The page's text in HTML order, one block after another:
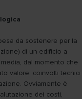
da sostenere per la
di un edificio a
dal momento che
valore, coinvolti tecnici
Ovviamente è
dei costi,